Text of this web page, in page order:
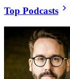
Top Podcasts